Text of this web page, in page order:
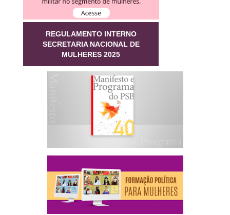
REGULAMENTO INTERNO
SECRETARIA NACIONAL DE
MULHERES 2025